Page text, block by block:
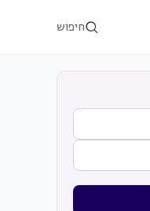
חיפוש